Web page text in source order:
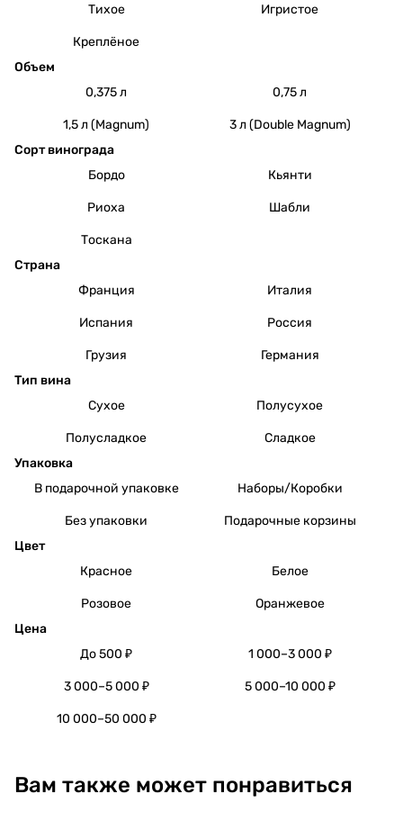
Тихое
Игристое
Креплёное
Объем
0,375 л
0,75 л
1,5 л (Magnum)
3 л (Double Magnum)
Сорт винограда
Бордо
Кьянти
Риоха Шабли
Тоскана
Страна
Франция
Италия
Испания Россия
Грузия
Германия
Тип вина
Сухое
Полусухое
Полусладкое
Сладкое
Упаковка
В подарочной упаковке
Наборы/Коробки
Без упаковки
Подарочные корзины
Цвет
Красное
Белое
Розовое
Оранжевое
Цена
До 500 ₽
1 000–3 000 ₽
3 000–5 000 ₽ 5 000–10 000 ₽
10 000–50 000 ₽
Вам также может понравиться